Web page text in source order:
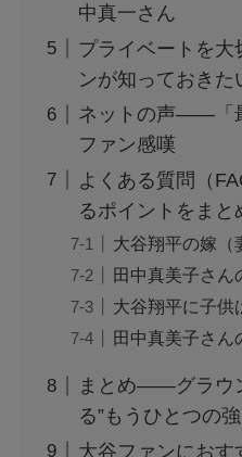
中真一さん
プライベートを
ンが知っておきた
ネットの声——「
ファン感嘆
よくある質問（
るポイントをまと
大谷翔平の嫁（
田中真美子さん
大谷翔平に子供
田中真美子さん
まとめ——グラウ
る”もうひとつの強
大谷ファンにおす